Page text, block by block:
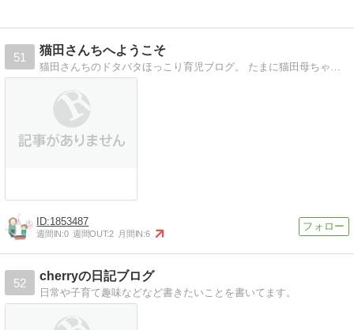
51
猫田さんちへようこそ
1853487
週間IN:0 週間OUT:2 月間IN:6
52
cherryの日記ブログ
日常や子育て趣味などなど書きたいことを書いてます。